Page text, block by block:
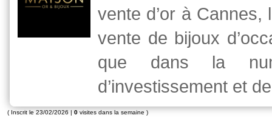
vente d’or à Cannes,
vente de bijoux
que dans la
d’investissement et
( Inscrit le 23/02/2026 | 0 visites dans la semaine )